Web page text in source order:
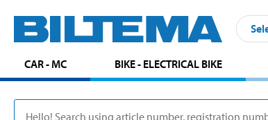
CAR - MC BIKE - ELECTRICAL BIKE